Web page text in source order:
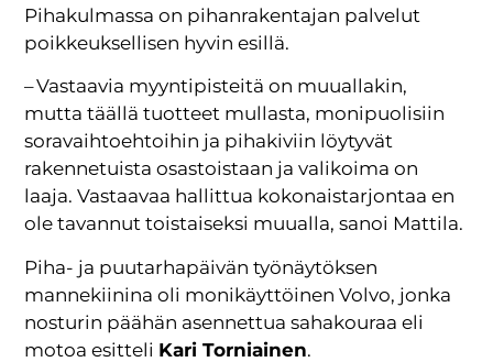
Pihakulmassa on pihanrakentajan palvelut
poikkeuksellisen hyvin esillä.
– Vastaavia myyntipisteitä on muuallakin,
mutta täällä tuotteet mullasta, monipuolisiin
soravaihtoehtoihin ja pihakiviin löytyvät
rakennetuista osastoistaan ja valikoima on
laaja. Vastaavaa hallittua kokonaistarjontaa en
ole tavannut toistaiseksi muualla, sanoi Mattila.
Piha- ja puutarhapäivän työnäytöksen
mannekiinina oli monikäyttöinen Volvo, jonka
nosturin päähän asennettua sahakouraa eli
motoa esitteli Kari Torniainen.